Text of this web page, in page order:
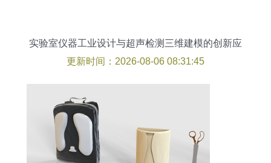
实验室仪器工业设计与超声检测三维建模的创新应
用
更新时间：2026-08-06 08:31:45